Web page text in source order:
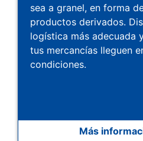
sea a granel, en forma
productos derivados.
logística más adecuada
tus mercancías lleguen
condiciones.
Más